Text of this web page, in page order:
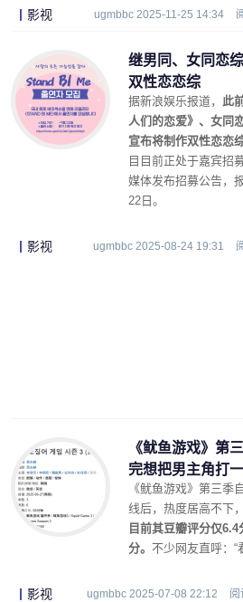
影视 ugmbbc 2025-11-25 14:34
继男同、女同恋
双性恋恋综
据新浪娱乐报道， 此
人们的恋爱》、女同
宣布将制作双性恋恋
目目前正处于嘉宾招
媒体发布招募公告，
22日。
影视 ugmbbc 2025-08-24 19:31
《鱿鱼游戏》第
完想把男主角打
《鱿鱼游戏》第三季
线后，热度居高不下
目前其豆瓣评分仅
分。 不少网友直呼：“
影视 ugmbbc 2025-07-08 22:12